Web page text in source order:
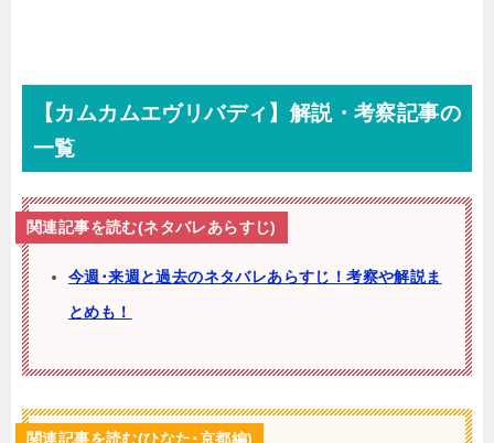
【カムカムエヴリバディ】解説・考察記事の
一覧
関連記事を読む(ネタバレあらすじ)
今週･来週と過去のネタバレあらすじ！考察や解説ま
とめも！
関連記事を読む(ひなた･京都編)